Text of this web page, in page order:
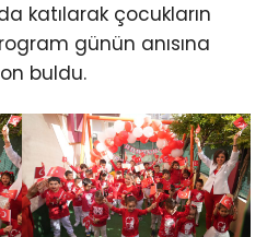
katılarak çocukların
günün anısına
buldu.